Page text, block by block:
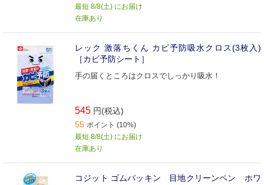
最短 8/8(土) にお届け
在庫あり
レック 激落ちくん カビ予防吸水クロス(3枚入)
［カビ予防シート］
手の届くところはクロスでしっかり吸水！
545 円(税込)
55 ポイント (10%)
最短 8/8(土) にお届け
在庫あり
コジット ゴムパッキン 目地クリーンペン ホワ